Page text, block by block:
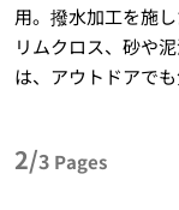
用。撥水加工を施
リムクロス、砂や
は、アウトドアで
2/3 Pages